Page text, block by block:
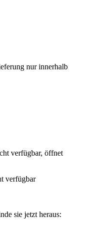
nur innerhalb
verfügbar, öffnet
verfügbar
sie jetzt heraus: